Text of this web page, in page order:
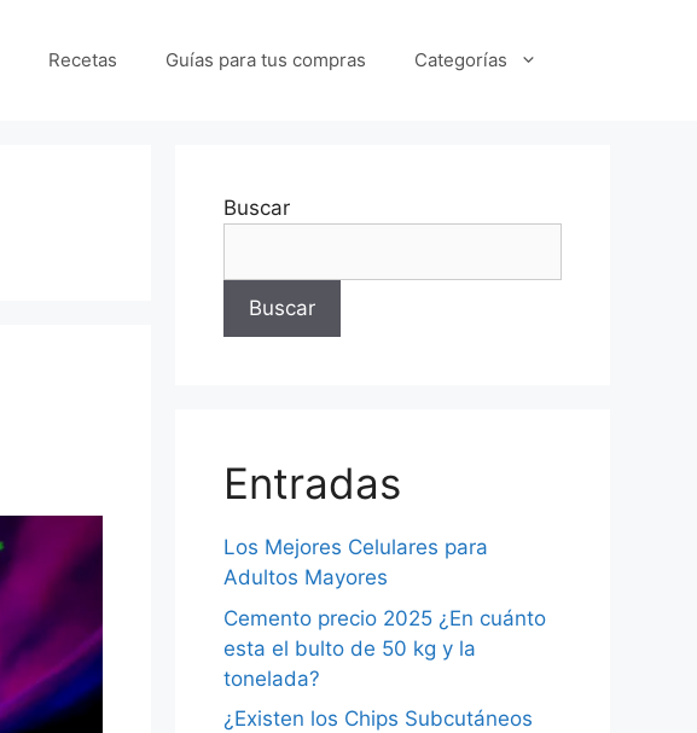
Recetas Guías para tus compras Categorías
Buscar
Buscar
Entradas
Los Mejores Celulares para
Adultos Mayores
Cemento precio 2025 ¿En cuánto
esta el bulto de 50 kg y la
tonelada?
¿Existen los Chips Subcutáneos